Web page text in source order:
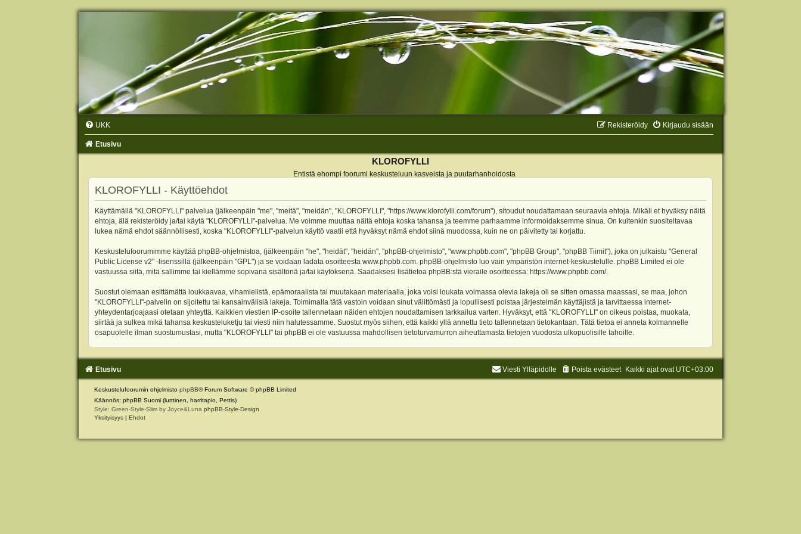
UKK Kirjaudu sisään
Rekisteröidy
Etusivu
KLOROFYLLI
Entistä ehompi foorumi keskusteluun kasveista ja puutarhanhoidosta
KLOROFYLLI - Käyttöehdot
Käyttämällä "KLOROFYLLI" palvelua (jälkeenpäin "me", "meitä", "meidän", "KLOROFYLLI", "https://www.klorofylli.com/forum"), sitoudut noudattamaan seuraavia ehtoja. Mikäli et hyväksy näitä
ehtoja, älä rekisteröidy ja/tai käytä "KLOROFYLLI"-palvelua. Me voimme muuttaa näitä ehtoja koska tahansa ja teemme parhaamme informoidaksemme sinua. On kuitenkin suositeltavaa
lukea nämä ehdot säännöllisesti, koska "KLOROFYLLI"-palvelun käyttö vaatii että hyväksyt nämä ehdot siinä muodossa, kuin ne on päivitetty tai korjattu.
Keskustelufoorumimme käyttää phpBB-ohjelmistoa, (jälkeenpäin "he", "heidät", "heidän", "phpBB-ohjelmisto", "www.phpbb.com", "phpBB Group", "phpBB Tiimit"), joka on julkaistu "General
Public License v2" -lisenssillä (jälkeenpäin "GPL") ja se voidaan ladata osoitteesta www.phpbb.com. phpBB-ohjelmisto luo vain ympäristön internet-keskustelulle. phpBB Limited ei ole
vastuussa siitä, mitä sallimme tai kiellämme sopivana sisältönä ja/tai käytöksenä. Saadaksesi lisätietoa phpBB:stä vieraile osoitteessa: https://www.phpbb.com/.
Suostut olemaan esittämättä loukkaavaa, vihamielistä, epämoraalista tai muutakaan materiaalia, joka voisi loukata voimassa olevia lakeja oli se sitten omassa maassasi, se maa, johon
"KLOROFYLLI"-palvelin on sijoitettu tai kansainvälisiä lakeja. Toimimalla tätä vastoin voidaan sinut välittömästi ja lopullisesti poistaa järjestelmän käyttäjistä ja tarvittaessa internet-
yhteydentarjoajaasi otetaan yhteyttä. Kaikkien viestien IP-osoite tallennetaan näiden ehtojen noudattamisen tarkkailua varten. Hyväksyt, että "KLOROFYLLI" on oikeus poistaa, muokata,
siirtää ja sulkea mikä tahansa keskusteluketju tai viesti niin halutessamme. Suostut myös siihen, että kaikki yllä annettu tieto tallennetaan tietokantaan. Tätä tietoa ei anneta kolmannelle
osapuolelle ilman suostumustasi, mutta "KLOROFYLLI" tai phpBB ei ole vastuussa mahdollisen tietoturvamurron aiheuttamasta tietojen vuodosta ulkopuolisille tahoille.
Etusivu Kaikki ajat ovat UTC+03:00
Poista evästeet
Viesti Ylläpidolle
Keskustelufoorumin ohjelmisto phpBB® Forum Software © phpBB Limited
Käännös: phpBB Suomi (lurttinen, harritapio, Pettis)
Style: Green-Style-Slim by Joyce&Luna phpBB-Style-Design
Yksityisyys | Ehdot